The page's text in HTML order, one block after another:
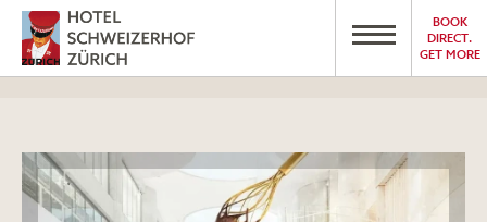
BOOK
DIRECT.
GET MORE